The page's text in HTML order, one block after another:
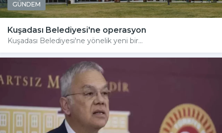
GÜNDEM
Kuşadası Belediyesi'ne operasyon
Kuşadası Belediyesi'ne yönelik yeni bir...